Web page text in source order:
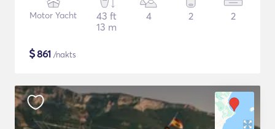
Motor Yacht
43 ft
13 m
4 2 2
$861 /nakts